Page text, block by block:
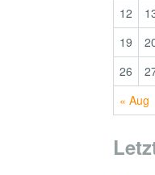
« Aug
12
19
26